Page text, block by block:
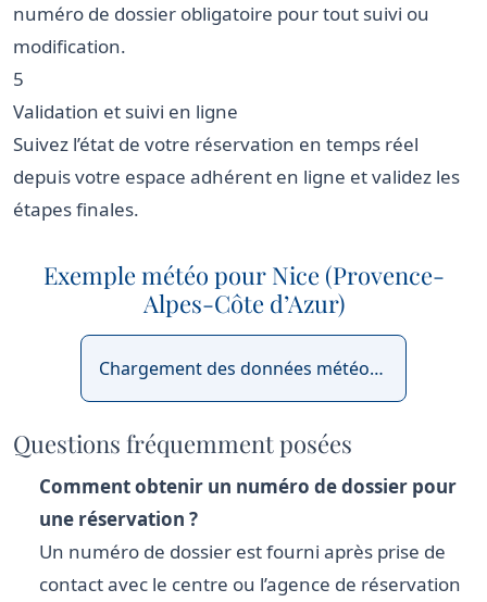
numéro de dossier obligatoire pour tout suivi ou
modification.
5
Validation et suivi en ligne
Suivez l’état de votre réservation en temps réel
depuis votre espace adhérent en ligne et validez les
étapes finales.
Exemple météo pour Nice (Provence-
Alpes-Côte d’Azur)
Chargement des données météo…
Questions fréquemment posées
Comment obtenir un numéro de dossier pour
une réservation ?
Un numéro de dossier est fourni après prise de
contact avec le centre ou l’agence de réservation